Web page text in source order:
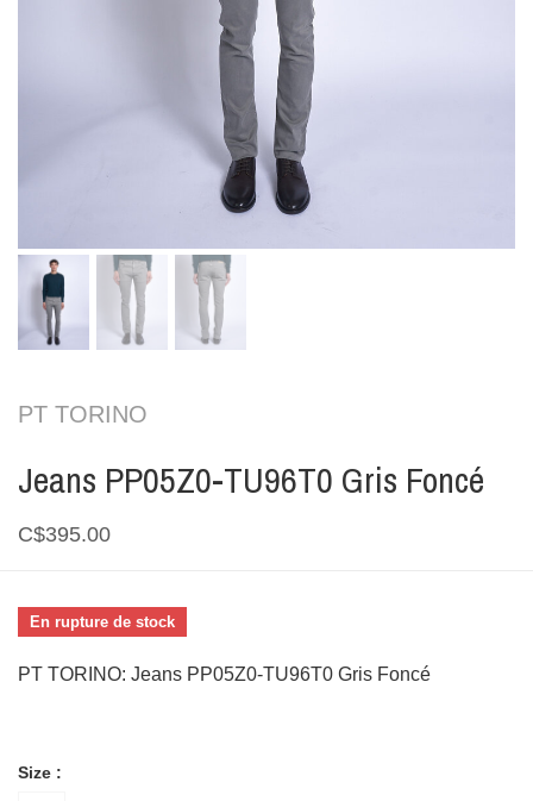
PT TORINO
Jeans PP05Z0-TU96T0 Gris Foncé
C$395.00
En rupture de stock
PT TORINO: Jeans PP05Z0-TU96T0 Gris Foncé
Size :